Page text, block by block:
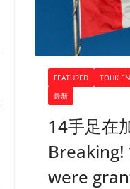
FEATURED TOHK
最新
14手足在
Breaking!
were